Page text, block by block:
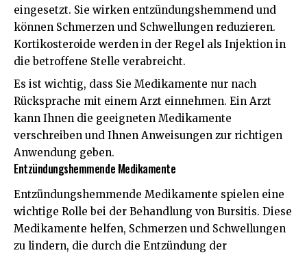
eingesetzt. Sie wirken entzündungshemmend und
können Schmerzen und Schwellungen reduzieren.
Kortikosteroide werden in der Regel als Injektion in
die betroffene Stelle verabreicht.
Es ist wichtig, dass Sie Medikamente nur nach
Rücksprache mit einem Arzt einnehmen. Ein Arzt
kann Ihnen die geeigneten Medikamente
verschreiben und Ihnen Anweisungen zur richtigen
Anwendung geben.
Entzündungshemmende Medikamente
Entzündungshemmende Medikamente spielen eine
wichtige Rolle bei der Behandlung von Bursitis. Diese
Medikamente helfen, Schmerzen und Schwellungen
zu lindern, die durch die Entzündung der